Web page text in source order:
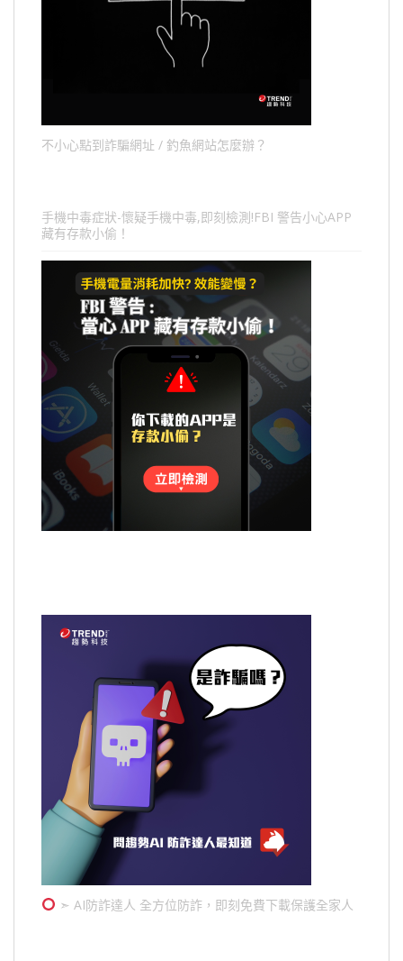
不小心點到詐騙網址 / 釣魚網站怎麼辦？
手機中毒症狀-懷疑手機中毒,即刻檢測!FBI 警告小心APP
藏有存款小偷！
➣ AI防詐達人 全方位防詐，即刻免費下載保護全家人